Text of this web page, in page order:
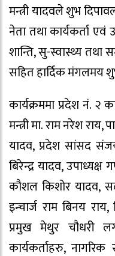
मन्त्री यादवले शुभ
नेता तथा कार्यकर्ता
शान्ति, सु-स्वास्थ्य तथा
सहित हार्दिक मंगलमय
कार्यक्रममा प्रदेश नं. २
मन्त्री मा. राम नरेश राय,
यादव, प्रदेश सांसद
बिरेन्द्र यादव,
कौशल किशोर यादव,
इन्चार्ज राम बिनय
प्रमुख मेथुर चौधरी
कार्यकर्ताहरु,